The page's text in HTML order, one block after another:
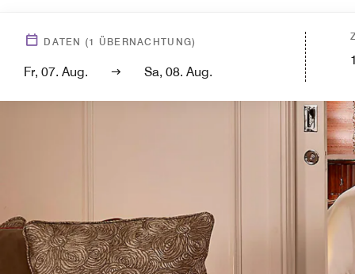
DATEN (1 ÜBERNACHTUNG)
Fr, 07. Aug. Sa, 08. Aug.
1